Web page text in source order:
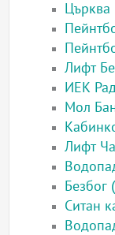
Църква
Лифт
ИЕК
Мол
Лифт
Безбог
Ситан